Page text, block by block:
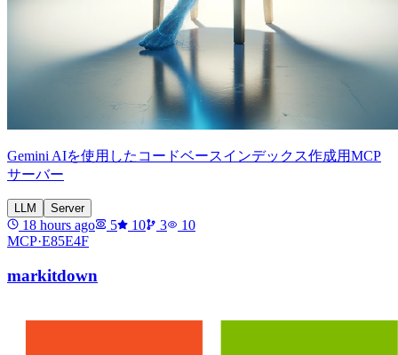
Gemini AIを使用したコードベースインデックス作成用MCP
サーバー
LLM Server
18 hours ago 5 10 3
10
MCP·E85E4F
markitdown